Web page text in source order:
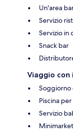
Un'area
Servizio
Servizio in
Snack bar
Viaggio con
Soggiorno
Piscina
Servizio
Minimarket